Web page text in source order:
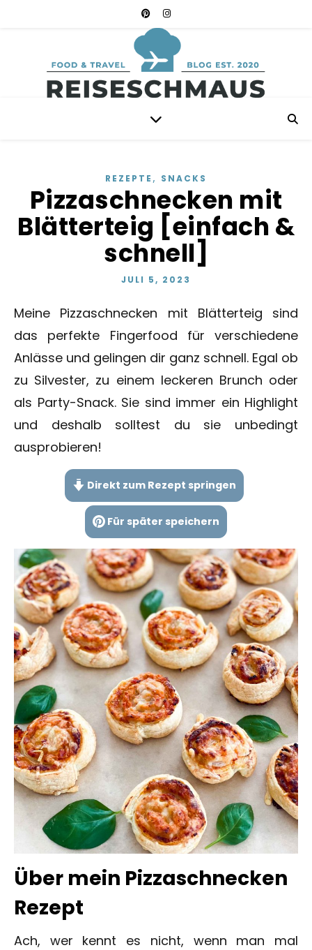
REZEPTE , SNACKS
Pizzaschnecken mit
Blätterteig [einfach &
schnell]
JULI 5, 2023
Meine Pizzaschnecken mit Blätterteig sind
das perfekte Fingerfood für verschiedene
Anlässe und gelingen dir ganz schnell. Egal ob
zu Silvester, zu einem leckeren Brunch oder
als Party-Snack. Sie sind immer ein Highlight
und deshalb solltest du sie unbedingt
ausprobieren!
Direkt zum Rezept springen
Für später speichern
Über mein Pizzaschnecken
Rezept
Ach, wer kennt es nicht, wenn man mal